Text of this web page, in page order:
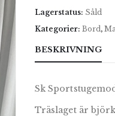
Lagerstatus: Såld
Kategorier: Bord,
BESKRIVNING
Sk
Träslaget är björk